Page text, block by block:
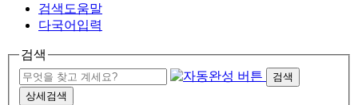
검색도움말
다국어입력
검색
검색
상세검색